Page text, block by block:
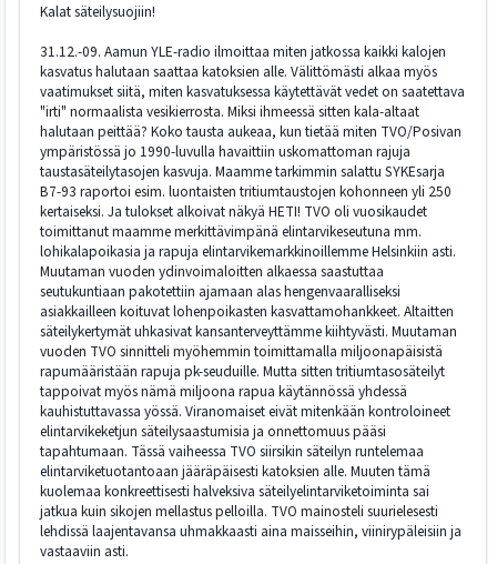
Kalat säteilysuojiin!
31.12.-09. Aamun YLE-radio ilmoittaa miten jatkossa kaikki kalojen
kasvatus halutaan saattaa katoksien alle. Välittömästi alkaa myös
vaatimukset siitä, miten kasvatuksessa käytettävät vedet on saatettava
"irti" normaalista vesikierrosta. Miksi ihmeessä sitten kala-altaat
halutaan peittää? Koko tausta aukeaa, kun tietää miten TVO/Posivan
ympäristössä jo 1990-luvulla havaittiin uskomattoman rajuja
taustasäteilytasojen kasvuja. Maamme tarkimmin salattu SYKEsarja
B7-93 raportoi esim. luontaisten tritiumtaustojen kohonneen yli 250
kertaiseksi. Ja tulokset alkoivat näkyä HETI! TVO oli vuosikaudet
toimittanut maamme merkittävimpänä elintarvikeseutuna mm.
lohikalapoikasia ja rapuja elintarvikemarkkinoillemme Helsinkiin asti.
Muutaman vuoden ydinvoimaloitten alkaessa saastuttaa
seutukuntiaan pakotettiin ajamaan alas hengenvaaralliseksi
asiakkailleen koituvat lohenpoikasten kasvattamohankkeet. Altaitten
säteilykertymät uhkasivat kansanterveyttämme kiihtyvästi. Muutaman
vuoden TVO sinnitteli myöhemmin toimittamalla miljoonapäisistä
rapumääristään rapuja pk-seuduille. Mutta sitten tritiumtasosäteilyt
tappoivat myös nämä miljoona rapua käytännössä yhdessä
kauhistuttavassa yössä. Viranomaiset eivät mitenkään kontroloineet
elintarvikeketjun säteilysaastumisia ja onnettomuus pääsi
tapahtumaan. Tässä vaiheessa TVO siirsikin säteilyn runtelemaa
elintarviketuotantoaan jääräpäisesti katoksien alle. Muuten tämä
kuolemaa konkreettisesti halveksiva säteilyelintarviketoiminta sai
jatkua kuin sikojen mellastus pelloilla. TVO mainosteli suurielesesti
lehdissä laajentavansa uhmakkaasti aina maisseihin, viinirypäleisiin ja
vastaaviin asti.